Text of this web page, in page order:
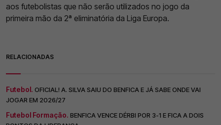
aos futebolistas que não serão utilizados no jogo da
primeira mão da 2ª eliminatória da Liga Europa.
RELACIONADAS
Futebol. OFICIAL! A. SILVA SAIU DO BENFICA E JÁ SABE ONDE VAI
JOGAR EM 2026/27
Futebol Formação. BENFICA VENCE DÉRBI POR 3-1 E FICA A DOIS